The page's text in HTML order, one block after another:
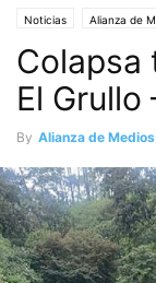
Noticias Alianza de
Colapsa
El Grullo
By Alianza de Medios